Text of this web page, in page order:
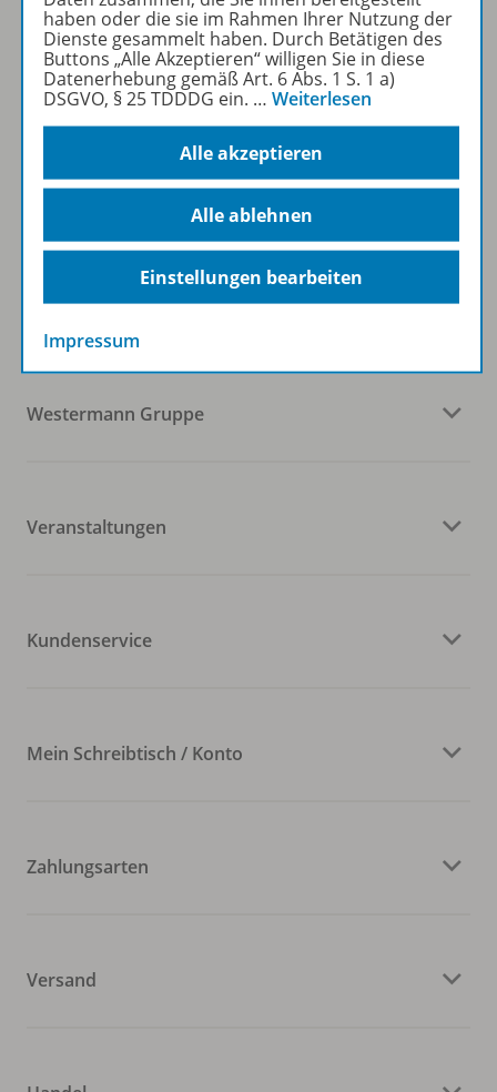
Sofort profitieren
Zum Newsletter anmelden
Folgen Sie uns auf Social Media
Westermann Gruppe
Veranstaltungen
Kundenservice
Mein Schreibtisch / Konto
Zahlungsarten
Versand
haben oder die sie im Rahmen Ihrer Nutzung der
Dienste gesammelt haben. Durch Betätigen des
Buttons „Alle Akzeptieren“ willigen Sie in diese
Datenerhebung gemäß Art. 6 Abs. 1 S. 1 a)
DSGVO, § 25 TDDDG ein. … Weiterlesen
Alle akzeptieren
Alle ablehnen
Einstellungen bearbeiten
Impressum